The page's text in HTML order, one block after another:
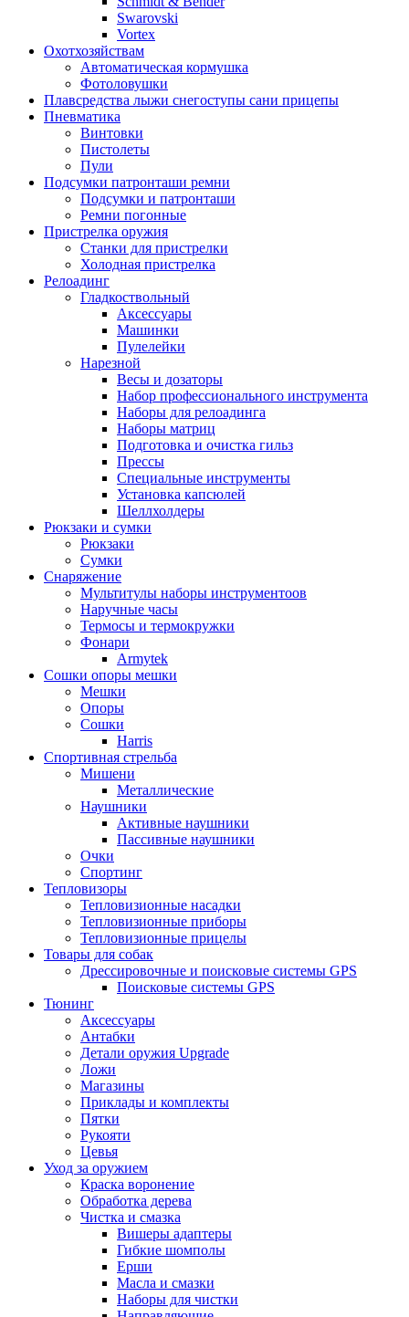
Swarovski
Vortex
Охотхозяйствам
Автоматическая кормушка
Фотоловушки
Плавсредства лыжи снегоступы сани прицепы
Пневматика
Винтовки
Пистолеты
Пули
Подсумки патронташи ремни
Подсумки и патронташи
Ремни погонные
Пристрелка оружия
Станки для пристрелки
Холодная пристрелка
Релоадинг
Гладкоствольный
Аксессуары
Машинки
Пулелейки
Нарезной
Весы и дозаторы
Набор профессионального инструмента
Наборы для релоадинга
Наборы матриц
Подготовка и очистка гильз
Прессы
Специальные инструменты
Установка капсюлей
Шеллхолдеры
Рюкзаки и сумки
Рюкзаки
Сумки
Снаряжение
Мультитулы наборы инструментоов
Наручные часы
Термосы и термокружки
Фонари
Armytek
Сошки опоры мешки
Мешки
Опоры
Сошки
Harris
Спортивная стрельба
Мишени
Металлические
Наушники
Активные наушники
Пассивные наушники
Очки
Спортинг
Тепловизоры
Тепловизионные насадки
Тепловизионные приборы
Тепловизионные прицелы
Товары для собак
Дрессировочные и поисковые системы GPS
Поисковые системы GPS
Тюнинг
Аксессуары
Антабки
Детали оружия Upgrade
Ложи
Магазины
Приклады и комплекты
Пятки
Рукояти
Цевья
Уход за оружием
Краска воронение
Обработка дерева
Чистка и смазка
Вишеры адаптеры
Гибкие шомполы
Ерши
Масла и смазки
Наборы для чистки